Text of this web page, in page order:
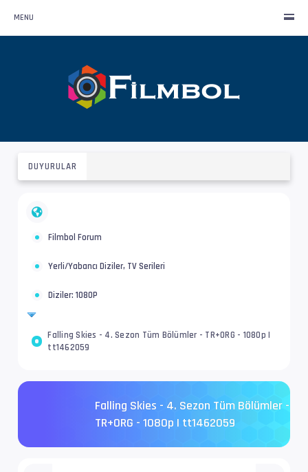
MENU
DUYURULAR
Filmbol Forum
Yerli/Yabancı Diziler, TV Serileri
Diziler: 1080P
Falling Skies - 4. Sezon Tüm Bölümler - TR+ORG - 1080p |
tt1462059
Falling Skies - 4. Sezon Tüm Bölümler -
TR+ORG - 1080p | tt1462059